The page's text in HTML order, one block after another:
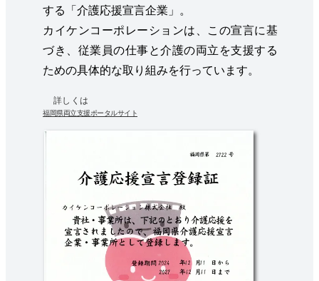
する「介護応援宣言企業」。
カイケンコーポレーションは、この宣言に基
づき、従業員の仕事と介護の両立を支援する
ための具体的な取り組みを行っています。
詳しくは
福岡県両立支援ポータルサイト